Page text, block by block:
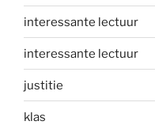
interessante lectuur
interessante lectuur
justitie
klas